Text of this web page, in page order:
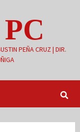
PEÑA CRUZ | DIR.